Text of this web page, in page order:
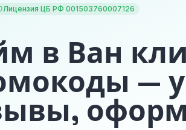
Лицензия ЦБ РФ 001503760007126
в Ван
—